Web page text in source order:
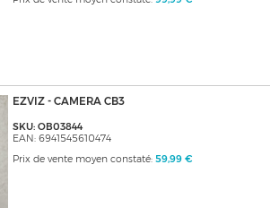
EZVIZ - CAMERA CB3
SKU: OB03844
EAN: 6941545610474
Prix de vente moyen constaté: 59,99 €